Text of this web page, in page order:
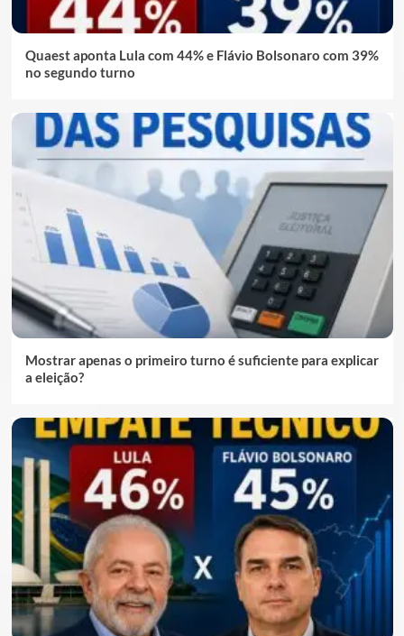
Quaest aponta Lula com 44% e Flávio Bolsonaro com 39%
no segundo turno
Mostrar apenas o primeiro turno é suficiente para explicar
a eleição?